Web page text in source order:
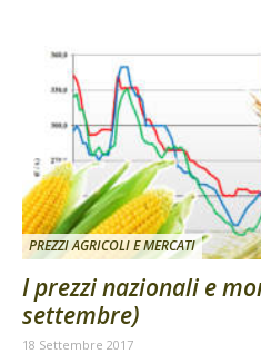
PREZZI AGRICOLI E MERCATI
I prezzi nazionali e
settembre)
18 Settembre 2017